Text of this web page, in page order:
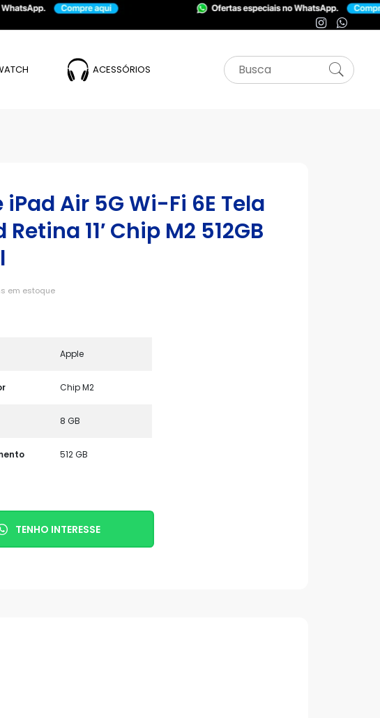
ACESSÓRIOS
iPad Air 5G Wi-Fi 6E Tela
11′ Chip M2 512GB
em estoque
Apple
Chip M2
8 GB
512 GB
TENHO INTERESSE